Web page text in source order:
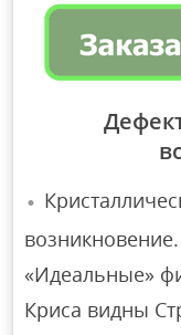
«Идеальные»
Криса видны